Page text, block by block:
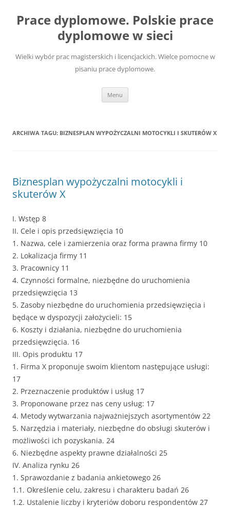
treści
Prace dyplomowe. Polskie prace
dyplomowe w sieci
Wielki wybór prac magisterskich i licencjackich. Wielce pomocne w
pisaniu prace dyplomowe.
Menu
ARCHIWA TAGU: BIZNESPLAN WYPOŻYCZALNI MOTOCYKLI I SKUTERÓW X
Biznesplan wypożyczalni motocykli i
skuterów X
I. Wstęp 8
II. Cele i opis przedsięwzięcia 10
1. Nazwa, cele i zamierzenia oraz forma prawna firmy 10
2. Lokalizacja firmy 11
3. Pracownicy 11
4. Czynności formalne, niezbędne do uruchomienia
przedsięwzięcia 13
5. Zasoby niezbędne do uruchomienia przedsięwzięcia i
będące w dyspozycji założycieli: 15
6. Koszty i działania, niezbędne do uruchomienia
przedsięwzięcia. 16
III. Opis produktu 17
1. Firma X proponuje swoim klientom następujące usługi:
17
2. Przeznaczenie produktów i usług 17
3. Proponowane przez nas ceny usług: 17
4. Metody wytwarzania najważniejszych asortymentów 22
5. Narzędzia i materiały, niezbędne do obsługi skuterów i
możliwości ich pozyskania. 24
6. Niezbędne aspekty prawne działalności 25
IV. Analiza rynku 26
1. Sprawozdanie z badania ankietowego 26
1.1. Określenie celu, zakresu i charakteru badań 26
1.2. Ustalenie liczby i kryteriów doboru respondentów 27